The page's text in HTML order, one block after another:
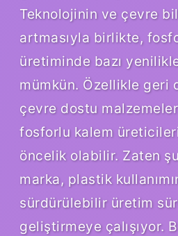
Teknolojinin ve çevre
artmasıyla birlikte,
üretiminde bazı
mümkün. Özellikle geri
çevre dostu
fosforlu kalem
öncelik olabilir. Zaten
marka, plastik
sürdürülebilir üretim
geliştirmeye çalışıyor.